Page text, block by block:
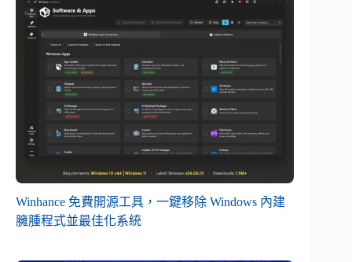
Winhance 免費開源工具，一鍵移除 Windows 內建
臃腫程式並最佳化系統